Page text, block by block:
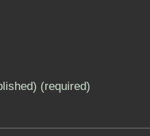
(required)